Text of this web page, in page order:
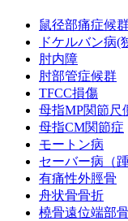
鼠径部痛症候
ドケルバン病(
肘内障
肘部管症候群
TFCC損傷
母指MP関節尺
母指CM関節症
モートン病
セーバー病（
有痛性外脛骨
舟状骨骨折
橈骨遠位端部